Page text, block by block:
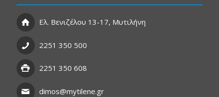
Ελ. Βενιζέλου 13-17, Μυτιλήνη
2251 350 500
2251 350 608
dimos@mytilene.gr